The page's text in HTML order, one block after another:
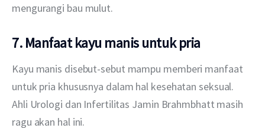
mengurangi bau mulut.
7. Manfaat kayu manis untuk pria
Kayu manis disebut-sebut mampu memberi manfaat
untuk pria khususnya dalam hal kesehatan seksual.
Ahli Urologi dan Infertilitas Jamin Brahmbhatt masih
ragu akan hal ini.